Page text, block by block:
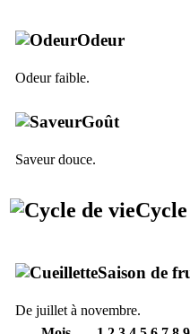
Odeur
Odeur faible.
Goût
Saveur douce.
Saison de
De juillet à novembre.